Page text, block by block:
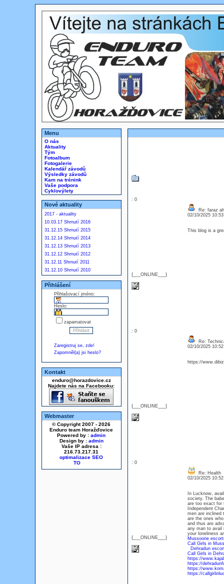
Menu
O nás
Aktuality
Tým
Fotoalbum
Fotogalerie
Kalendář závodů
Výsledky závodů
Kam na trénink
Vaše podpora
Cyklovýlety
Nové aktuality
2017 - aktuality
10.03.17 Shrnutí 2016
31.12.15 Shrnutí 2015
31.12.14 Shrnutí 2014
31.12.13 Shrnutí 2013
31.12.12 Shrnutí 2012
31.12.11 Shrnutí 2011
31.12.10 Shrnutí 2010
Přihlášení
Přihlašovací jméno:
Heslo:
zapamatovat
Zaregistruj se, zde!
Zapomněl(a) jsi heslo?
Kontakt
enduro@horazdovice.cz
Najdete nás na Facebooku:
Webmaster
© Copyright 2007 - 2026
Enduro team Horažďovice
Powered by : admin
Design by : admin
Vaše IP adresa :
216.73.217.31
optimalizace SEO
: 0
{___ONLINE___}
Re: faraz
02/10/2025
This blog is a
: 0
{___ONLINE___}
Re:
02/10/2025
https://
: 0
{___ONLINE___}
Re: Health
02/10/2025
In Lucknow,
society. The
are too exact for
Independent
men are inclined
are the ones
and thus are
any man to avail
your loneliness
Mussoorie
Call Girls in
Dehradun
Call Girls in
https://
https://
https://
https://